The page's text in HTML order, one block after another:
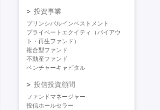
投資事業
プリンシパルインベストメント
プライベートエクイティ（バイアウ
ト・再生ファンド）
複合型ファンド
不動産ファンド
ベンチャーキャピタル
投信投資顧問
ファンドマネージャー
投信ホールセラー